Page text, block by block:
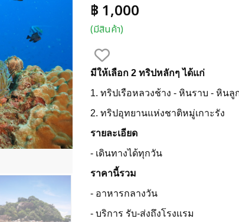
฿ 1,000
(มีสินค้า)
มีให้เลือก 2 ทริปหลักๆ ได้แก่
1. ทริปเรือหลวงช้าง - หินราบ - หินลู
2. ทริปอุทยานแห่งชาติหมู่เกาะรัง
รายละเอียด
- เดินทางได้ทุกวัน
ราคานี้รวม
- อาหารกลางวัน
- บริการ รับ-ส่งถึงโรงเเรม